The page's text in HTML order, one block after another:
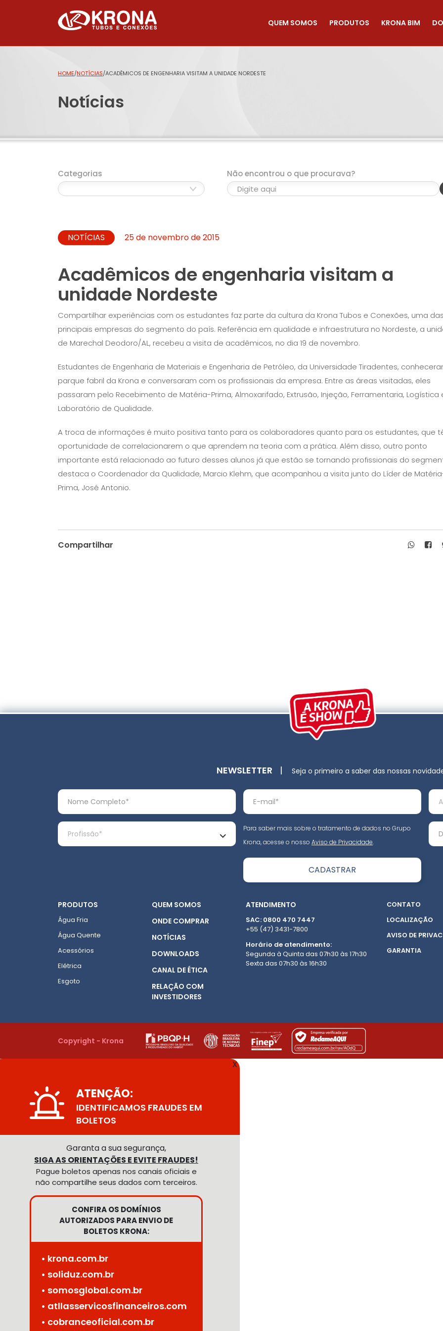
QUEM SOMOS PRODUTOS KRONA BIM
HOME/NOTÍCIAS/ACADÊMICOS DE ENGENHARIA VISITAM A UNIDADE NORDESTE
Notícias
Categorias Não encontrou o que procurava?
NOTÍCIAS 25 de novembro de 2015
Acadêmicos de engenharia visitam a
unidade Nordeste
Compartilhar experiências com os estudantes faz parte da cultura da Krona Tubos e Conexões, uma
principais empresas do segmento do país. Referência em qualidade e infraestrutura no Nordeste, a
de Marechal Deodoro/AL, recebeu a visita de acadêmicos, no dia 19 de novembro.
Estudantes de Engenharia de Materiais e Engenharia de Petróleo, da Universidade Tiradentes,
parque fabril da Krona e conversaram com os profissionais da empresa. Entre as áreas visitadas, eles
passaram pelo Recebimento de Matéria-Prima, Almoxarifado, Extrusão, Injeção, Ferramentaria, Logística
Laboratório de Qualidade.
A troca de informações é muito positiva tanto para os colaboradores quanto para os estudantes, que
oportunidade de correlacionarem o que aprendem na teoria com a prática. Além disso, outro ponto
importante está relacionado ao futuro desses alunos já que estão se tornando profissionais do
destaca o Coordenador da Qualidade, Marcio Klehm, que acompanhou a visita junto do Líder de
Prima, José Antonio.
Compartilhar
NEWSLETTER | Seja o primeiro a saber das nossas
Para saber mais sobre o tratamento de dados no Grupo
Krona, acesse o nosso Aviso de Privacidade.
PRODUTOS
Água Fria
Água Quente
Acessórios
Elétrica
Esgoto
QUEM SOMOS
ONDE COMPRAR
NOTÍCIAS
DOWNLOADS
CANAL DE ÉTICA
RELAÇÃO COM
INVESTIDORES
ATENDIMENTO
SAC: 0800 470 7447
+55 (47) 3431-7800
Horário de atendimento:
Segunda à Quinta das 07h30 às 17h30
Sexta das 07h30 às 16h30
CONTATO
LOCALIZAÇÃO
AVISO DE
GARANTIA
Copyright - Krona
X
ATENÇÃO:
IDENTIFICAMOS FRAUDES EM
BOLETOS
Garanta a sua segurança,
SIGA AS ORIENTAÇÕES E EVITE FRAUDES!
Pague boletos apenas nos canais oficiais e
não compartilhe seus dados com terceiros.
CONFIRA OS DOMÍNIOS
AUTORIZADOS PARA ENVIO DE
BOLETOS KRONA:
• krona.com.br
• soliduz.com.br
• somosglobal.com.br
• atllasservicosfinanceiros.com
• cobranceoficial.com.br